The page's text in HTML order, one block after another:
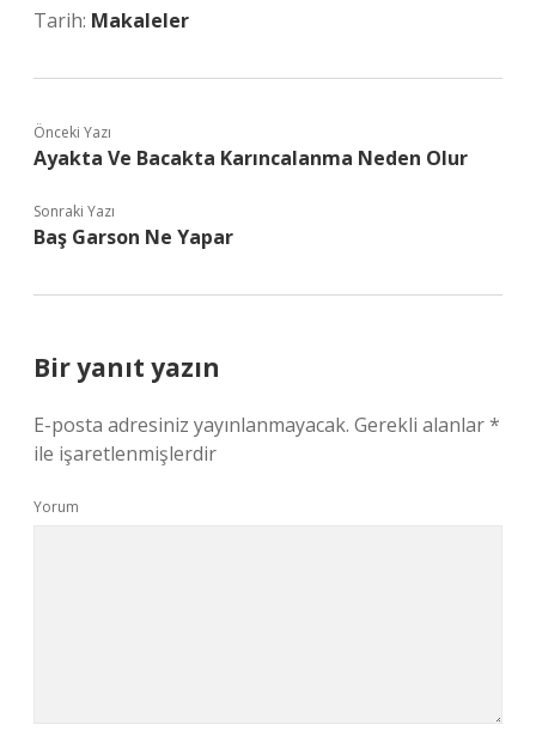
Tarih: Makaleler
Önceki Yazı
Ayakta Ve Bacakta Karıncalanma Neden Olur
Sonraki Yazı
Baş Garson Ne Yapar
Bir yanıt yazın
E-posta adresiniz yayınlanmayacak. Gerekli alanlar*
ile işaretlenmişlerdir
Yorum